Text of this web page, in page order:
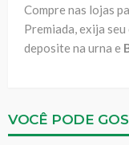
Compre nas lojas
Premiada, exija
deposite na urna e
VOCÊ PODE